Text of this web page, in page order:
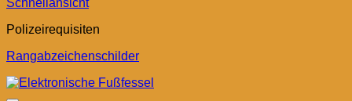
Schnellansicht
Polizeirequisiten
Rangabzeichenschilder